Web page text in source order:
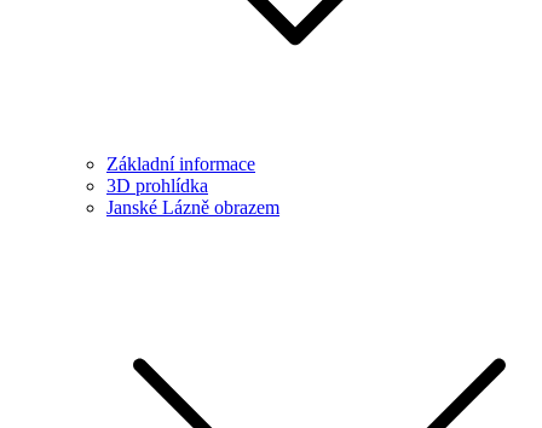
Základní informace
3D prohlídka
Janské Lázně obrazem